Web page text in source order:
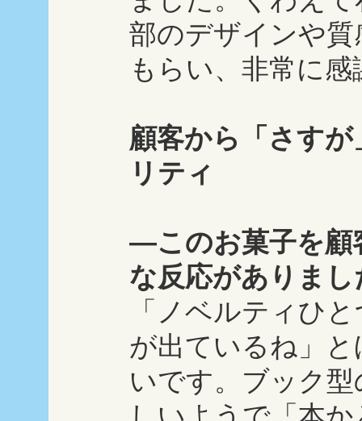
部のデザインや
もらい、非常に
顧客から「さす
リティ
―このお菓子を顧
な反応がありまし
「ノベルティひ
が出ているね」
いです。ブック